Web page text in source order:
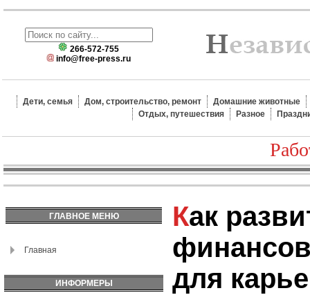
266-572-755
info@free-press.ru
Дети, семья Дом, строительство, ремонт
Домашние животные
Отдых, путешествия
Разное
ГЛАВНОЕ МЕНЮ
Главная
ИНФОРМЕРЫ
Как развить навыки
для